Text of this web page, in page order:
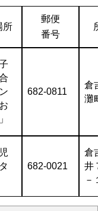
所
郵便
番号
682-0811
倉
灘
682-0021
倉
井
－１